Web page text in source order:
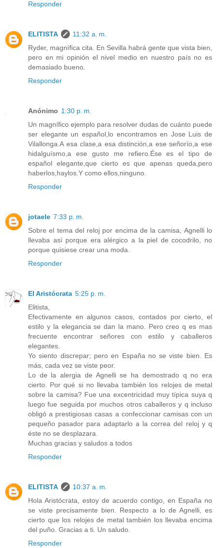
Responder
ELITISTA
11:32 a. m.
Ryder, magnífica cita. En Sevilla habrá gente que vista bien,
pero en mi opinión el nivel medio en nuestro país no es
demasiado bueno.
Responder
Anónimo 1:30 p. m.
Un magnífico ejemplo para resolver dudas de cuánto puede
ser elegante un español,lo encontramos en Jose Luis de
Vilallonga.A esa clase,a esa distinción,a ese señorío,a ese
hidalguísmo,a ese gusto me refiero.Ése es el tipo de
español elegante,que cierto es que apenas queda,pero
haberlos,haylos.Y como ellos,ninguno.
Responder
jotaele 7:33 p. m.
Sobre el tema del reloj por encima de la camisa, Agnelli lo
llevaba así porque era alérgico a la piel de cocodrilo, no
porque quisiese crear una moda.
Responder
El Aristócrata 5:25 p. m.
Elitista,
Efectivamente en algunos casos, contados por cierto, el
estilo y la elegancia se dan la mano. Pero creo q es mas
frecuente encontrar señores con estilo y caballeros
elegantes.
Yo siento discrepar; pero en España no se viste bien. Es
más, cada vez se viste peor.
Lo de la alergia de Agnelli se ha demostrado q no era
cierto. Por qué si no llevaba también los relojes de metal
sobre la camisa? Fue una excentricidad muy típica suya q
luego fue seguida por muchos otros caballeros y q incluso
obligó a prestigiosas casas a confeccionar camisas con un
pequeño pasador para adaptarlo a la correa del reloj y q
éste no se desplazara.
Muchas gracias y saludos a todos
Responder
ELITISTA
10:37 a. m.
Hola Aristócrata, estoy de acuerdo contigo, en España no
se viste precisamente bien. Respecto a lo de Agnelli, es
cierto que los relojes de metal también los llevaba encima
del puño. Gracias a ti. Un saludo.
Responder